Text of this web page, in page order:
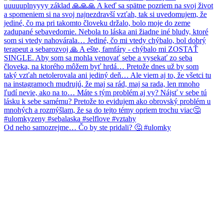
Od neho samozrejme… Čo by ste pridali? 🤔 #ulomky